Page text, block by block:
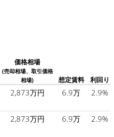
価格相場
(売却相場、取引価格
相場)
想定賃料 利回り
2,873万円 6.9万 2.9%
2,873万円 6.9万 2.9%